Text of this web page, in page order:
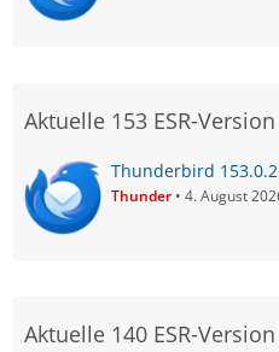
Aktuelle 153 ESR-Version
Thunderbird
Thunder 4. August
Aktuelle 140 ESR-Version